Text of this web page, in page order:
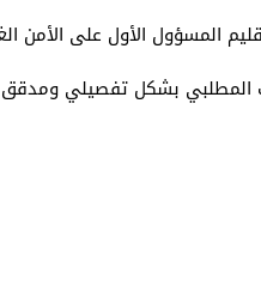
المسؤول الأول على الأمن
تفصيلي ومدقق بعد انتخابات